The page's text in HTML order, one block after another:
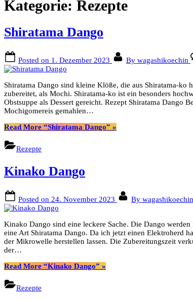
Kategorie: Rezepte
Shiratama Dango
Posted on 1. Dezember 2023 By wagashikoechin
Shiratama Dango sind kleine Klöße, die aus Shiratama-
zubereitet, als Mochi. Shiratama-ko ist ein besonders
Obstsuppe als Dessert gereicht. Rezept Shiratama Dango
Mochigomereis gemahlen…
Read More “Shiratama Dango” »
Rezepte
Kinako Dango
Posted on 24. November 2023 By wagashikoechin
Kinako Dango sind eine leckere Sache. Die Dango
eine Art Shiratama Dango. Da ich jetzt einen Elektroherd
der Mikrowelle herstellen lassen. Die Zubereitungszeit
der…
Read More “Kinako Dango” »
Rezepte